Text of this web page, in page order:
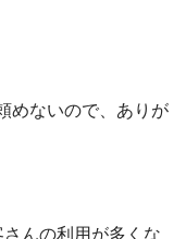
めないので、ありが
んの利用が多くな